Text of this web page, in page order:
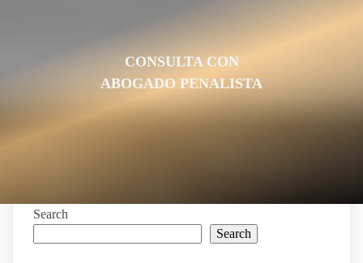
CONSULTA CON
ABOGADO PENALISTA
Search
Search